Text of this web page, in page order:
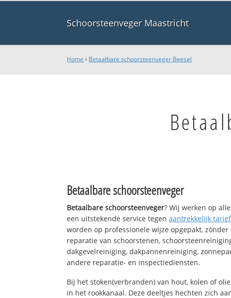
Schoorsteenveger Maastricht
Home › Betaalbare schoorsteenveger Beesel
Betaalbare schoorsteenveger
Betaalbare schoorsteenveger? Wij werken op
een uitstekende service tegenaantrekkelijk tarief
worden op professionele wijze opgepakt,
reparatie van schoorstenen,
dakgevelreiniging, dakpannenreiniging,
andere reparatie- en inspectiediensten.
Bij het stoken(verbranden) van hout, kolen of
in het rookkanaal. Deze deeltjes hechten zich